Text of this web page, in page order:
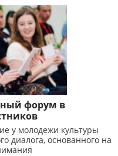
форум в
у молодежи культуры
диалога, основанного на